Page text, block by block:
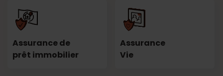
Assurance de
prêt immobilier
Assurance
Vie